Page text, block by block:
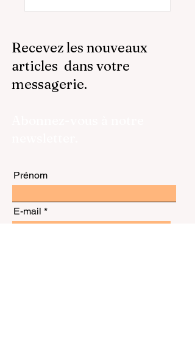
Recevez les nouveaux
articles dans votre
messagerie.
Prénom
E-mail